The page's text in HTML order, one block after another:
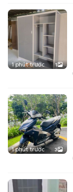
1 phút trước 1
1 phút trước 3